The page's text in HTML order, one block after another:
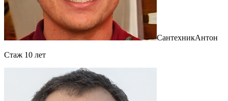
СантехникАнтон
Cтаж 10 лет